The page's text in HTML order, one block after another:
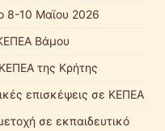
8-10 Μαϊου 2026
Βάμου
της Κρήτης
επισκέψεις σε ΚΕΠΕΑ
σε εκπαιδευτικό